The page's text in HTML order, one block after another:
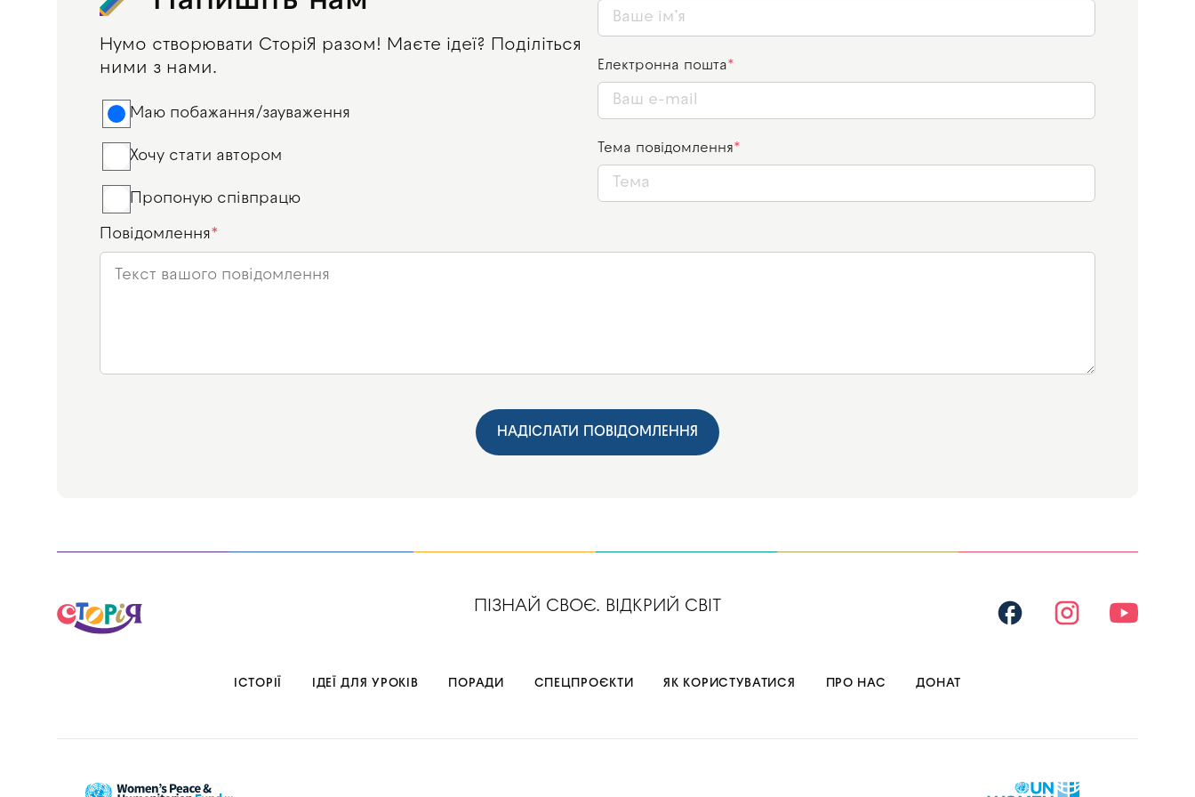
Нумо створювати СторіЯ разом! Маєте ідеї? Поділіться
ними з нами.
Маю побажання/зауваження
Хочу стати автором
Пропоную співпрацю
Електронна пошта
Тема повідомлення
Повідомлення
НАДІСЛАТИ ПОВІДОМЛЕННЯ
ПІЗНАЙ СВОЄ. ВІДКРИЙ СВІТ
ІСТОРІЇ ІДЕЇ ДЛЯ УРОКІВ ПОРАДИ СПЕЦПРОЄКТИ ЯК КОРИСТУВАТИСЯ ПРО НАС ДОНАТ